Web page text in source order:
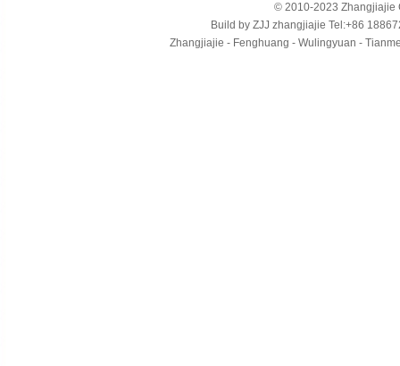
© 2010-2023 Zhangjiajie
Build by ZJJ zhangjiajie Tel:+86
Zhangjiajie - Fenghuang - Wulingyuan -